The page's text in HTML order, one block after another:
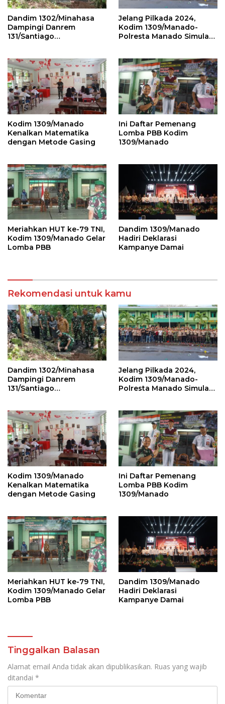
Dandim 1302/Minahasa
Dampingi Danrem
131/Santiago
III dan IV di Mitra
Jelang Pilkada 2024,
Kodim 1309/Manado-
Polresta Manado Simulasi
Kodim 1309/Manado
Kenalkan Matematika
dengan Metode Gasing
Ini Daftar Pemenang
Lomba PBB Kodim
1309/Manado
Meriahkan HUT ke-79 TNI,
Kodim 1309/Manado Gelar
Lomba PBB
Dandim 1309/Manado
Hadiri Deklarasi
Kampanye Damai
Rekomendasi untuk kamu
Dandim 1302/Minahasa
Dampingi Danrem
131/Santiago
III dan IV di Mitra
Jelang Pilkada 2024,
Kodim 1309/Manado-
Polresta Manado Simulasi
Kodim 1309/Manado
Kenalkan Matematika
dengan Metode Gasing
Ini Daftar Pemenang
Lomba PBB Kodim
1309/Manado
Meriahkan HUT ke-79 TNI,
Kodim 1309/Manado Gelar
Lomba PBB
Dandim 1309/Manado
Hadiri Deklarasi
Kampanye Damai
Tinggalkan Balasan
Alamat email Anda tidak akan dipublikasikan. Ruas yang wajib
ditandai *